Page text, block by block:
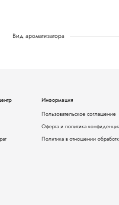
Вид ароматизатора
Информация
Пользовательское соглашение
Оферта и политика
Политика в отношении